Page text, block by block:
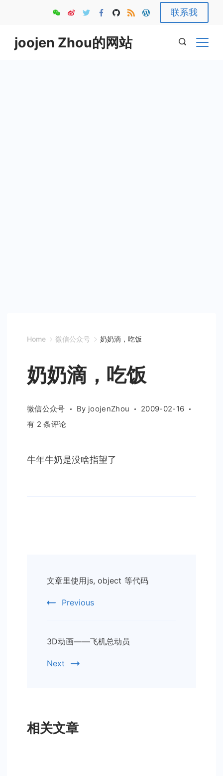
content
联系我
joojen Zhou的网站
Home 微信公众号 奶奶滴，吃饭
奶奶滴，吃饭
微信公众号 By joojenZhou
2009-02-16
奶
吃
有 2 条评论
牛年牛奶是没啥指望了
Navigation
文章里使用js, object 等代码
Previous
3D动画——飞机总动员
Next
相关文章